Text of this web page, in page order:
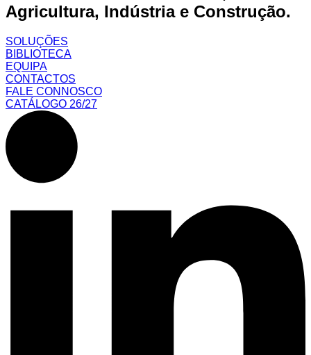
Agricultura, Indústria e Construção.
SOLUÇÕES
BIBLIOTECA
EQUIPA
CONTACTOS
FALE CONNOSCO
CATÁLOGO 26/27